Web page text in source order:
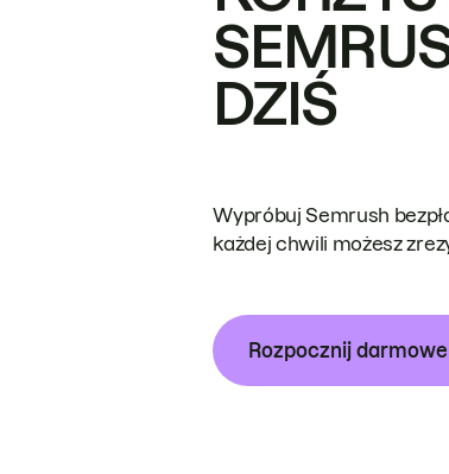
DZIŚ
Wypróbuj Semrush
każdej chwili możesz
Rozpocznij